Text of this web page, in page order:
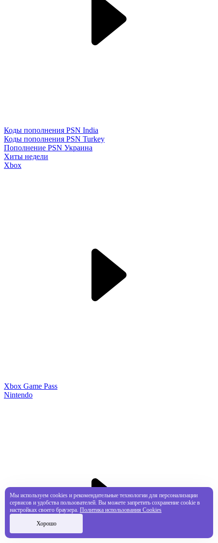
Коды пополнения PSN India
Коды пополнения PSN Turkey
Пополнение PSN Украина
Хиты недели
Xbox
Xbox Game Pass
Nintendo
Мы используем cookies и рекомендательные технологии для персонализации
сервисов и удобства пользователей. Вы можете запретить сохранение cookie в
настройках своего браузера. Политика использования Cookies
Хорошо